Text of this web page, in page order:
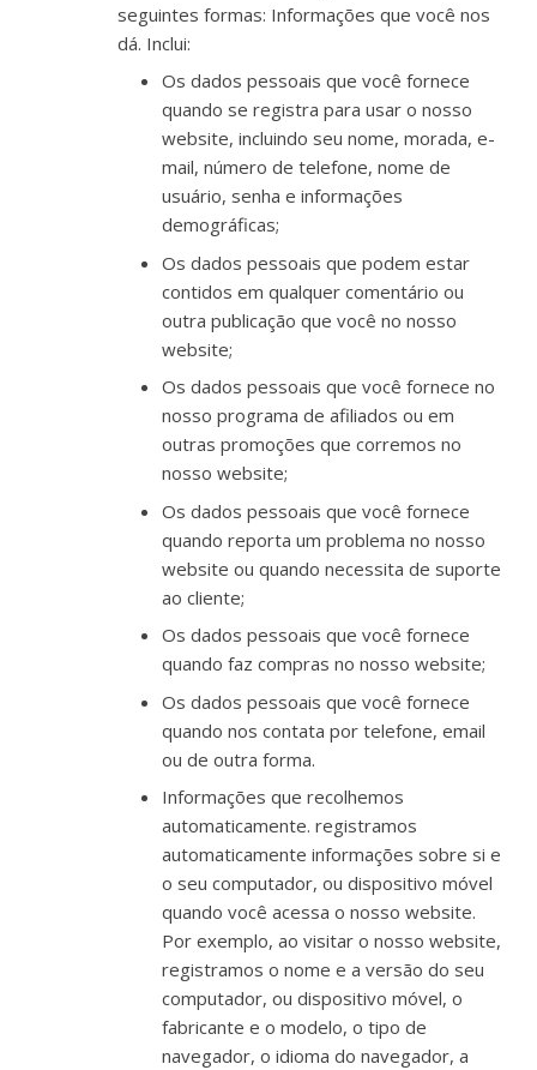
seguintes formas: Informações que você nos
dá. Inclui:
Os dados pessoais que você fornece
quando se registra para usar o nosso
website, incluindo seu nome, morada, e-
mail, número de telefone, nome de
usuário, senha e informações
demográficas;
Os dados pessoais que podem estar
contidos em qualquer comentário ou
outra publicação que você no nosso
website;
Os dados pessoais que você fornece no
nosso programa de afiliados ou em
outras promoções que corremos no
nosso website;
Os dados pessoais que você fornece
quando reporta um problema no nosso
website ou quando necessita de suporte
ao cliente;
Os dados pessoais que você fornece
quando faz compras no nosso website;
Os dados pessoais que você fornece
quando nos contata por telefone, email
ou de outra forma.
Informações que recolhemos
automaticamente. registramos
automaticamente informações sobre si e
o seu computador, ou dispositivo móvel
quando você acessa o nosso website.
Por exemplo, ao visitar o nosso website,
registramos o nome e a versão do seu
computador, ou dispositivo móvel, o
fabricante e o modelo, o tipo de
navegador, o idioma do navegador, a